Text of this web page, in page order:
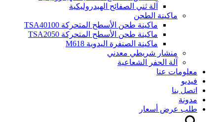
آلة ثني الصفائح الهيدروليكية
ماكينة الطحن
ماكينة طحن الأسطح المتحركة TSA40100
ماكينة طحن الأسطح المتحركة TSA2050
ماكينة الصنفرة اليدوية M618
منشار شريطي معدني
آلة الحفر الشعاعية
معلومات عنا
فيديو
اتصل بنا
مدونة
طلب عرض أسعار